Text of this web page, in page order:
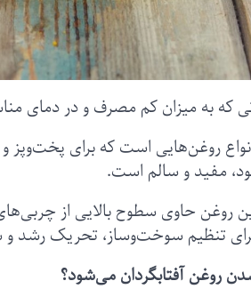
که به میزان کم مصرف و در دمای
روغن‌‌هایی است که برای
مفید و سالم است.
روغن حاوی سطوح بالایی از
آفتابگردان می‌شود؟